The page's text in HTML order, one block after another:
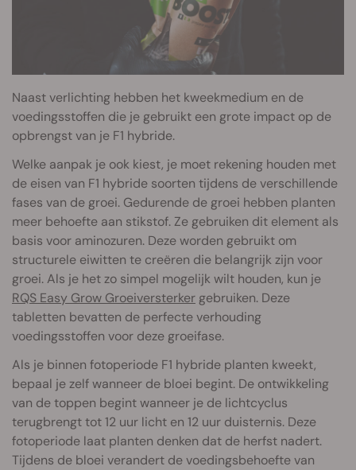
Naast verlichting hebben het kweekmedium en de
voedingsstoffen die je gebruikt een grote impact op de
opbrengst van je F1 hybride.
Welke aanpak je ook kiest, je moet rekening houden met
de eisen van F1 hybride soorten tijdens de verschillende
fases van de groei. Gedurende de groei hebben planten
meer behoefte aan stikstof. Ze gebruiken dit element als
basis voor aminozuren. Deze worden gebruikt om
structurele eiwitten te creëren die belangrijk zijn voor
groei. Als je het zo simpel mogelijk wilt houden, kun je
RQS Easy Grow Groeiversterker gebruiken. Deze
tabletten bevatten de perfecte verhouding
voedingsstoffen voor deze groeifase.
Als je binnen fotoperiode F1 hybride planten kweekt,
bepaal je zelf wanneer de bloei begint. De ontwikkeling
van de toppen begint wanneer je de lichtcyclus
terugbrengt tot 12 uur licht en 12 uur duisternis. Deze
fotoperiode laat planten denken dat de herfst nadert.
Tijdens de bloei verandert de voedingsbehoefte van